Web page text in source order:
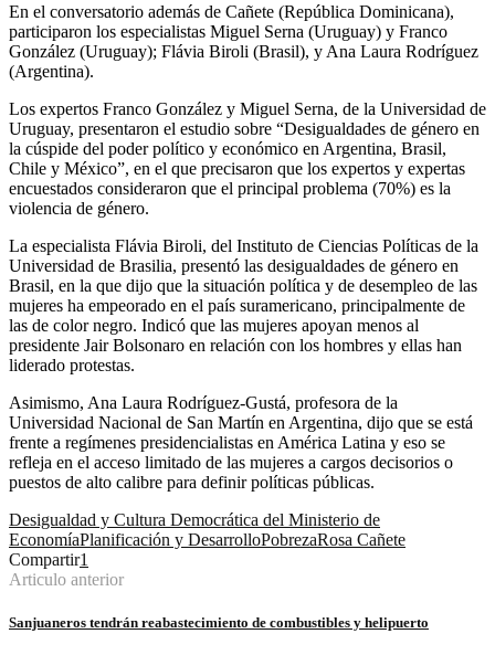
En el conversatorio además de Cañete (República Dominicana),
participaron los especialistas Miguel Serna (Uruguay) y Franco
González (Uruguay); Flávia Biroli (Brasil), y Ana Laura Rodríguez
(Argentina).
Los expertos Franco González y Miguel Serna, de la Universidad de
Uruguay, presentaron el estudio sobre “Desigualdades de género en
la cúspide del poder político y económico en Argentina, Brasil,
Chile y México”, en el que precisaron que los expertos y expertas
encuestados consideraron que el principal problema (70%) es la
violencia de género.
La especialista Flávia Biroli, del Instituto de Ciencias Políticas de la
Universidad de Brasilia, presentó las desigualdades de género en
Brasil, en la que dijo que la situación política y de desempleo de las
mujeres ha empeorado en el país suramericano, principalmente de
las de color negro. Indicó que las mujeres apoyan menos al
presidente Jair Bolsonaro en relación con los hombres y ellas han
liderado protestas.
Asimismo, Ana Laura Rodríguez-Gustá, profesora de la
Universidad Nacional de San Martín en Argentina, dijo que se está
frente a regímenes presidencialistas en América Latina y eso se
refleja en el acceso limitado de las mujeres a cargos decisorios o
puestos de alto calibre para definir políticas públicas.
Desigualdad y Cultura Democrática del Ministerio de
EconomíaPlanificación y DesarrolloPobrezaRosa Cañete
Compartir1
Articulo anterior
Sanjuaneros tendrán reabastecimiento de combustibles y helipuerto